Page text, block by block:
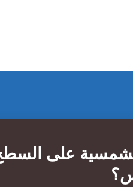
الشمسية على